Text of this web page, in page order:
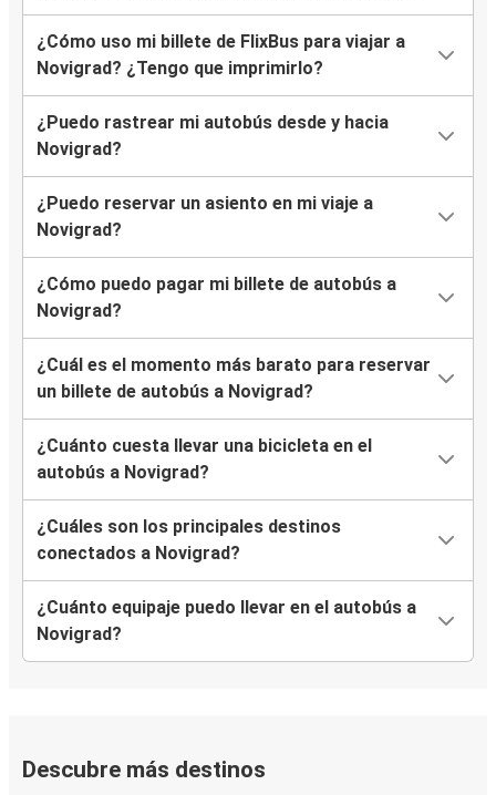
¿Cómo uso mi billete de FlixBus para viajar a
Novigrad? ¿Tengo que imprimirlo?
¿Puedo rastrear mi autobús desde y hacia
Novigrad?
¿Puedo reservar un asiento en mi viaje a
Novigrad?
¿Cómo puedo pagar mi billete de autobús a
Novigrad?
¿Cuál es el momento más barato para reservar
un billete de autobús a Novigrad?
¿Cuánto cuesta llevar una bicicleta en el
autobús a Novigrad?
¿Cuáles son los principales destinos
conectados a Novigrad?
¿Cuánto equipaje puedo llevar en el autobús a
Novigrad?
Descubre más destinos